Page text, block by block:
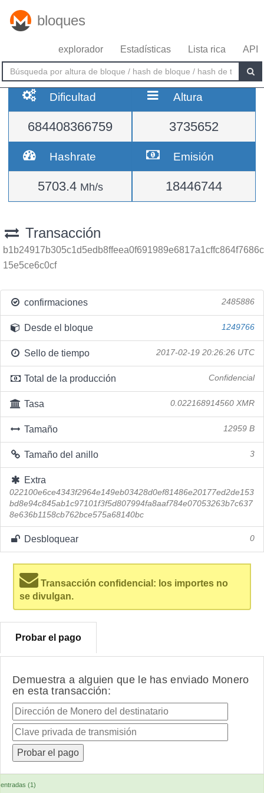
bloques
explorador Estadísticas Lista rica API
Dificultad
684408366759
Altura
3735652
Hashrate
5703.4 Mh/s
Emisión
18446744
Transacción
b1b24917b305c1d5edb8ffeea0f691989e6817a1cffc864f7686c
15e5ce6c0cf
confirmaciones 2485886
Desde el bloque 1249766
Sello de tiempo 2017-02-19 20:26:26 UTC
Total de la producción Confidencial
Tasa 0.022168914560 XMR
Tamaño 12959 B
Tamaño del anillo 3
Extra
022100e6ce4343f2964e149eb03428d0ef81486e20177ed2de153
bd8e94c845ab1c97101f3f5d807994fa8aaf784e07053263b7c637
8e636b1158cb762bce575a68140bc
Desbloquear 0
Transacción confidencial: los importes no
se divulgan.
Probar el pago
Demuestra a alguien que le has enviado Monero
en esta transacción:
entradas (1)